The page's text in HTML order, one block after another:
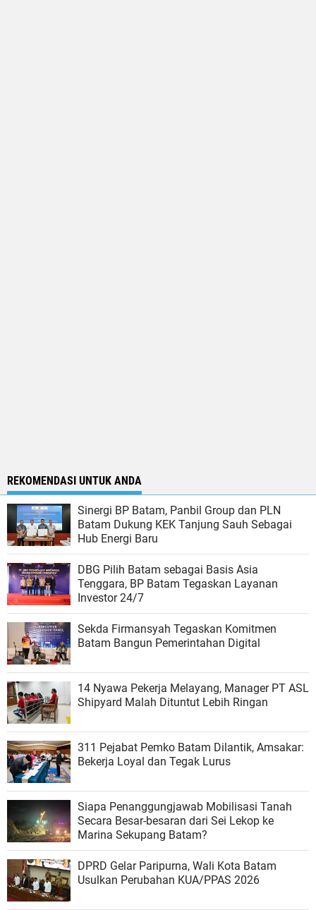
REKOMENDASI UNTUK ANDA
Sinergi BP Batam, Panbil Group dan PLN
Batam Dukung KEK Tanjung Sauh Sebagai
Hub Energi Baru
DBG Pilih Batam sebagai Basis Asia
Tenggara, BP Batam Tegaskan Layanan
Investor 24/7
Sekda Firmansyah Tegaskan Komitmen
Batam Bangun Pemerintahan Digital
14 Nyawa Pekerja Melayang, Manager PT ASL
Shipyard Malah Dituntut Lebih Ringan
311 Pejabat Pemko Batam Dilantik, Amsakar:
Bekerja Loyal dan Tegak Lurus
Siapa Penanggungjawab Mobilisasi Tanah
Secara Besar-besaran dari Sei Lekop ke
Marina Sekupang Batam?
DPRD Gelar Paripurna, Wali Kota Batam
Usulkan Perubahan KUA/PPAS 2026